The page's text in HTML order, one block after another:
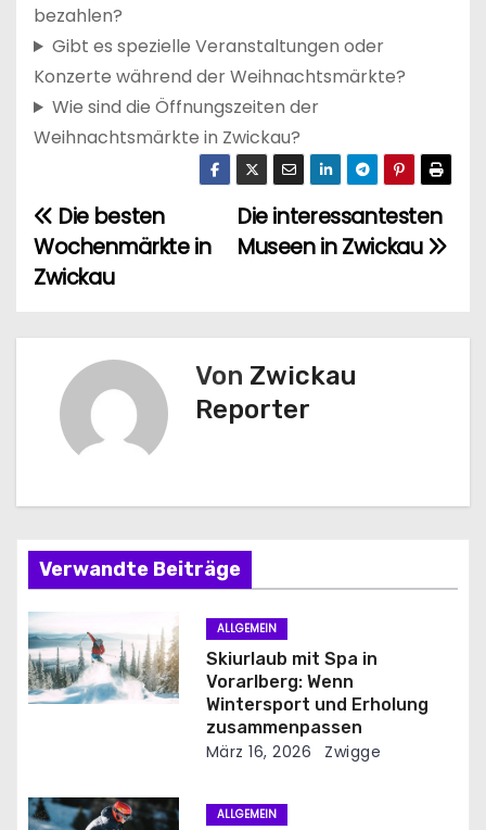
bezahlen?
Gibt es spezielle Veranstaltungen oder
Konzerte während der Weihnachtsmärkte?
Wie sind die Öffnungszeiten der
Weihnachtsmärkte in Zwickau?
B
e
g
s
n
a
v
a
Die interessantesten
Museen in Zwickau
Die besten
Wochenmärkte in
Zwickau
Von Zwickau
Reporter
Verwandte Beiträge
ALLGEMEIN
Skiurlaub mit Spa in
Vorarlberg: Wenn
Wintersport und Erholung
zusammenpassen
März 16, 2026 Zwigge
ALLGEMEIN